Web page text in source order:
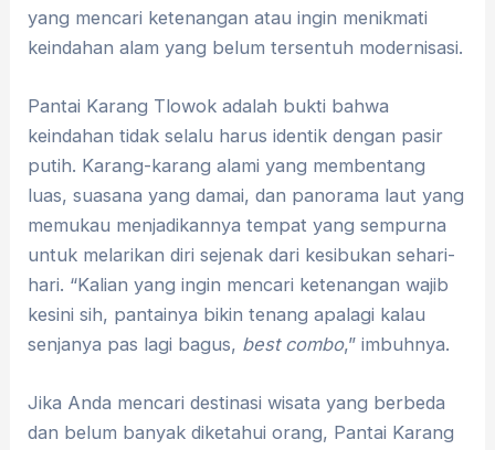
yang mencari ketenangan atau ingin menikmati
keindahan alam yang belum tersentuh modernisasi.
Pantai Karang Tlowok adalah bukti bahwa
keindahan tidak selalu harus identik dengan pasir
putih. Karang-karang alami yang membentang
luas, suasana yang damai, dan panorama laut yang
memukau menjadikannya tempat yang sempurna
untuk melarikan diri sejenak dari kesibukan sehari-
hari. “Kalian yang ingin mencari ketenangan wajib
kesini sih, pantainya bikin tenang apalagi kalau
senjanya pas lagi bagus, best combo,” imbuhnya.
Jika Anda mencari destinasi wisata yang berbeda
dan belum banyak diketahui orang, Pantai Karang